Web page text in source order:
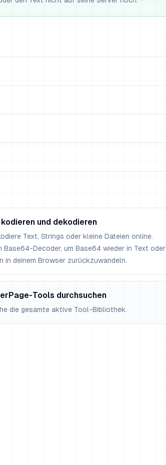
und dekodieren
Text, Strings oder kleine Dateien online.
Base64-Decoder, um Base64 wieder in Text oder
in deinem Browser zurückzuwandeln.
Tools durchsuchen
die gesamte aktive Tool-Bibliothek.